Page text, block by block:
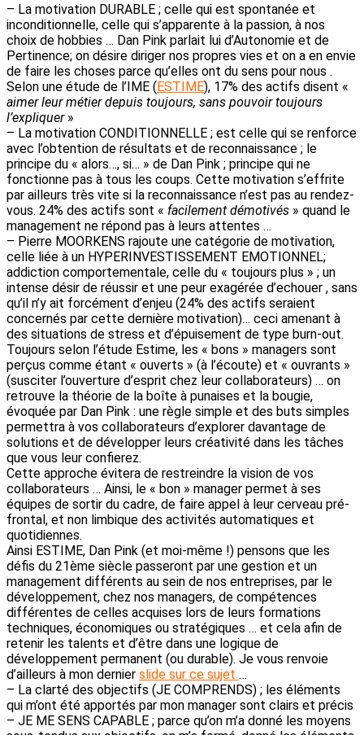
– La motivation DURABLE ; celle qui est spontanée et
inconditionnelle, celle qui s’apparente à la passion, à nos
choix de hobbies … Dan Pink parlait lui d’Autonomie et de
Pertinence; on désire diriger nos propres vies et on a en envie
de faire les choses parce qu’elles ont du sens pour nous .
Selon une étude de l’IME (ESTIME), 17% des actifs disent «
aimer leur métier depuis toujours, sans pouvoir toujours
l’expliquer»
– La motivation CONDITIONNELLE ; est celle qui se renforce
avec l’obtention de résultats et de reconnaissance ; le
principe du « alors…, si… » de Dan Pink ; principe qui ne
fonctionne pas à tous les coups. Cette motivation s’effrite
par ailleurs très vite si la reconnaissance n’est pas au rendez-
vous. 24% des actifs sont « facilement démotivés » quand le
management ne répond pas à leurs attentes …
– Pierre MOORKENS rajoute une catégorie de motivation,
celle liée à un HYPERINVESTISSEMENT EMOTIONNEL;
addiction comportementale, celle du « toujours plus » ; un
intense désir de réussir et une peur exagérée d’echouer , sans
qu’il n’y ait forcément d’enjeu (24% des actifs seraient
concernés par cette dernière motivation)… ceci amenant à
des situations de stress et d’épuisement de type burn-out.
Toujours selon l’étude Estime, les « bons » managers sont
perçus comme étant « ouverts » (à l’écoute) et « ouvrants »
(susciter l’ouverture d’esprit chez leur collaborateurs) … on
retrouve la théorie de la boîte à punaises et la bougie,
évoquée par Dan Pink : une règle simple et des buts simples
permettra à vos collaborateurs d’explorer davantage de
solutions et de développer leurs créativité dans les tâches
que vous leur confierez.
Cette approche évitera de restreindre la vision de vos
collaborateurs … Ainsi, le « bon » manager permet à ses
équipes de sortir du cadre, de faire appel à leur cerveau pré-
frontal, et non limbique des activités automatiques et
quotidiennes.
Ainsi ESTIME, Dan Pink (et moi-même !) pensons que les
défis du 21ème siècle passeront par une gestion et un
management différents au sein de nos entreprises, par le
développement, chez nos managers, de compétences
différentes de celles acquises lors de leurs formations
techniques, économiques ou stratégiques … et cela afin de
retenir les talents et d’être dans une logique de
développement permanent (ou durable). Je vous renvoie
d’ailleurs à mon dernier slide sur ce sujet …
– La clarté des objectifs (JE COMPRENDS) ; les éléments
qui m’ont été apportés par mon manager sont clairs et précis
– JE ME SENS CAPABLE ; parce qu’on m’a donné les moyens